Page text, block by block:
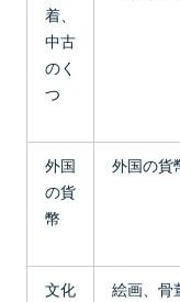
着、
中古
のく
つ
外国
の貨
幣
外国の貨
文化
絵画、骨